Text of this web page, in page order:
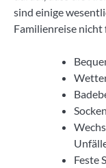
sind einige
Familienreise nicht
Feste